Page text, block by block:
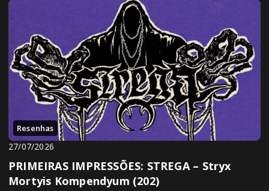
Resenhas
27/07/2026
PRIMEIRAS IMPRESSÕES: STREGA – Stryx
Mortyis Kompendyum (202)